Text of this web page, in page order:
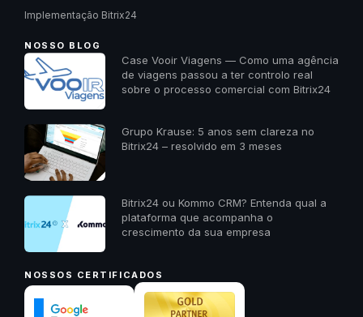
Implementação Bitrix24
NOSSO BLOG
Case Vooir Viagens — Como uma agência
de viagens passou a ter controlo real
sobre o processo comercial com Bitrix24
Grupo Krause: 5 anos sem clareza no
Bitrix24 – resolvido em 3 meses
Bitrix24 ou Kommo CRM? Entenda qual a
plataforma que acompanha o
crescimento da sua empresa
NOSSOS CERTIFICADOS